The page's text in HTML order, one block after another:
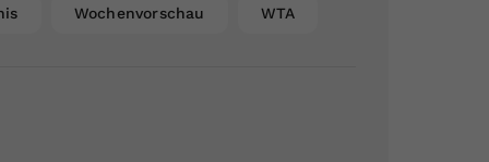
Wochenvorschau WTA